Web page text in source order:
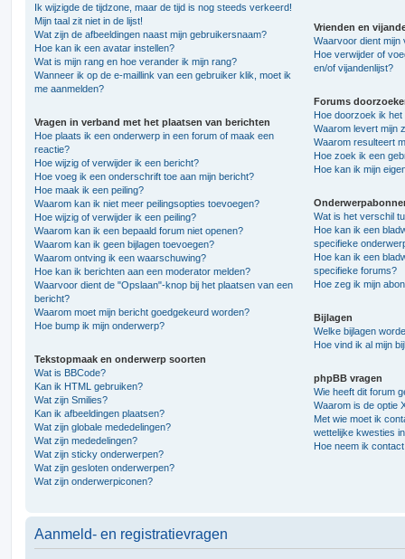
Ik wijzigde de tijdzone, maar de tijd is nog steeds verkeerd!
Mijn taal zit niet in de lijst!
Wat zijn de afbeeldingen naast mijn gebruikersnaam?
Hoe kan ik een avatar instellen?
Wat is mijn rang en hoe verander ik mijn rang?
Wanneer ik op de e-maillink van een gebruiker klik, moet ik
me aanmelden?
Vragen in verband met het plaatsen van berichten
Hoe plaats ik een onderwerp in een forum of maak een
reactie?
Hoe wijzig of verwijder ik een bericht?
Hoe voeg ik een onderschrift toe aan mijn bericht?
Hoe maak ik een peiling?
Waarom kan ik niet meer peilingsopties toevoegen?
Hoe wijzig of verwijder ik een peiling?
Waarom kan ik een bepaald forum niet openen?
Waarom kan ik geen bijlagen toevoegen?
Waarom ontving ik een waarschuwing?
Hoe kan ik berichten aan een moderator melden?
Waarvoor dient de "Opslaan"-knop bij het plaatsen van een
bericht?
Waarom moet mijn bericht goedgekeurd worden?
Hoe bump ik mijn onderwerp?
Tekstopmaak en onderwerp soorten
Wat is BBCode?
Kan ik HTML gebruiken?
Wat zijn Smilies?
Kan ik afbeeldingen plaatsen?
Wat zijn globale mededelingen?
Wat zijn mededelingen?
Wat zijn sticky onderwerpen?
Wat zijn gesloten onderwerpen?
Wat zijn onderwerpiconen?
Vrienden en
Waarvoor dient mijn
Hoe verwijder of
en/of vijandenlijst?
Forums
Hoe doorzoek ik het
Waarom levert mijn
Waarom resulteert
Hoe zoek ik een
Hoe kan ik mijn
Wat is het verschil
Hoe kan ik een
specifieke
Hoe kan ik een
specifieke forums?
Hoe zeg ik mijn
Bijlagen
Welke bijlagen
Hoe vind ik al mijn
phpBB vragen
Wie heeft dit forum
Waarom is de optie
Met wie moet ik
wettelijke kwesties
Hoe neem ik
Aanmeld- en registratievragen